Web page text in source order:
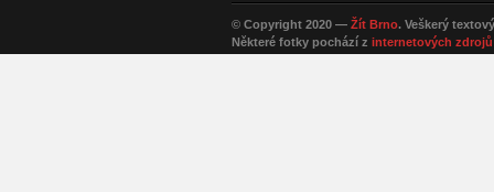
© Copyright 2020 — Žít Brno. Veškerý
Některé fotky pochází z internetových